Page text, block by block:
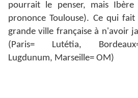
pourrait le penser, mais Ibère
prononce Toulouse). Ce qui fait
grande ville française à n'avoir
(Paris= Lutétia,
Lugdunum, Marseille= OM)